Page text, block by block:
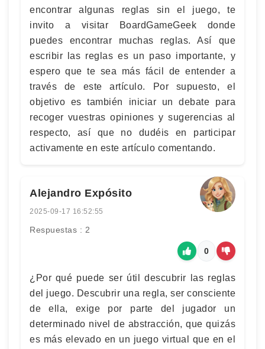
encontrar algunas reglas sin el juego, te
invito a visitar BoardGameGeek donde
puedes encontrar muchas reglas. Así que
escribir las reglas es un paso importante, y
espero que te sea más fácil de entender a
través de este artículo. Por supuesto, el
objetivo es también iniciar un debate para
recoger vuestras opiniones y sugerencias al
respecto, así que no dudéis en participar
activamente en este artículo comentando.
Alejandro Expósito
2025-09-17 16:52:55
Respuestas : 2
0
¿Por qué puede ser útil descubrir las reglas
del juego. Descubrir una regla, ser consciente
de ella, exige por parte del jugador un
determinado nivel de abstracción, que quizás
es más elevado en un juego virtual que en el